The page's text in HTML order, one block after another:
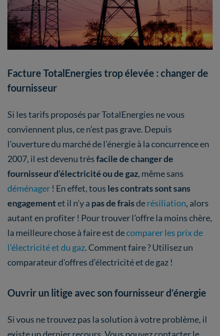
Facture TotalEnergies trop élevée : changer de
fournisseur
Si les tarifs proposés par TotalEnergies ne vous
conviennent plus, ce n’est pas grave. Depuis
l’ouverture du marché de l’énergie à la concurrence en
2007, il est devenu trèsfacile de changer de
fournisseur d’électricité ou de gaz, même sans
déménager ! En effet, tous les contrats sont sans
engagementet il n’y a pas de fraisderésiliation, alors
autant en profiter ! Pour trouver l’offre la moins chère,
la meilleure chose à faire est decomparer les prix de
l’électricité et du gaz. Comment faire ? Utilisez un
comparateur d'offres d’électricité et de gaz !
Ouvrir un litige avec son fournisseur d’énergie
Si vous ne trouvez pas la solution à votre problème, il